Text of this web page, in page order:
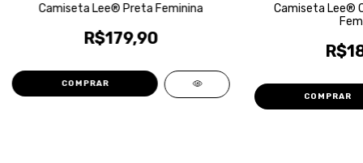
Camiseta Lee® Preta Feminina
R$179,90
COMPRAR
Camiseta Lee®
COMPRAR